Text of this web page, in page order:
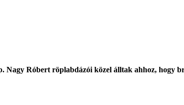
Nagy Róbert röplabdázói közel álltak ahhoz, hogy